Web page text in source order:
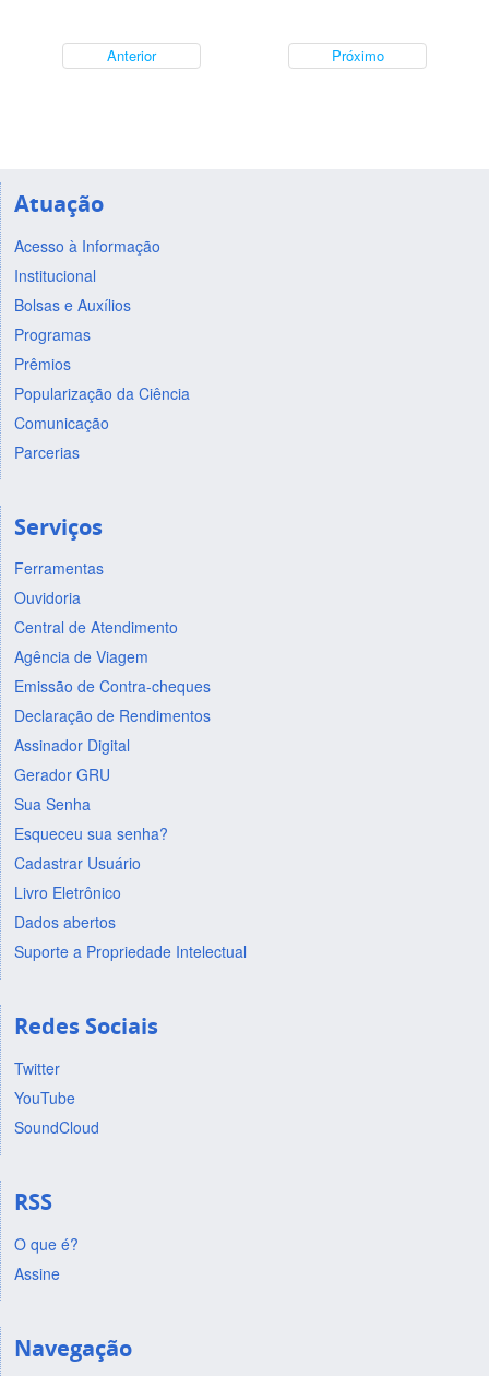
Anterior Próximo
Atuação
Acesso à Informação
Institucional
Bolsas e Auxílios
Programas
Prêmios
Popularização da Ciência
Comunicação
Parcerias
Serviços
Ferramentas
Ouvidoria
Central de Atendimento
Agência de Viagem
Emissão de Contra-cheques
Declaração de Rendimentos
Assinador Digital
Gerador GRU
Sua Senha
Esqueceu sua senha?
Cadastrar Usuário
Livro Eletrônico
Dados abertos
Suporte a Propriedade Intelectual
Redes Sociais
Twitter
YouTube
SoundCloud
RSS
O que é?
Assine
Navegação